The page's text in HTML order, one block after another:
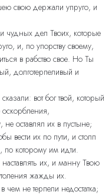
свою держали упруго, и
чудных дел Твоих, которые
и, по упорству своему,
в рабство свое. Но Ты
долготерпеливый и
вот бог твой, который
оскорбления,
оставлял их в пустыне;
вести их по пути, и столп
по которому им идти.
их, и манну Твою
жажды их.
не терпели недостатка;